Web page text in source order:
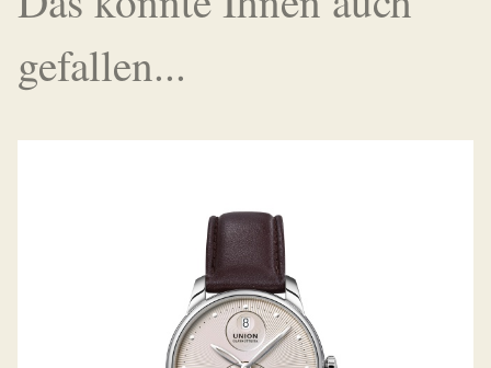
gefallen...
SERIS